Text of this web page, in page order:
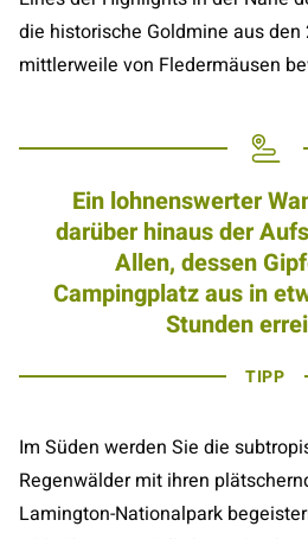
die historische Goldmine aus den
mittlerweile von Fledermäusen
Ein lohnenswerter
darüber hinaus der
Allen, dessen
Campingplatz aus in
Stunden
TIPP
Im Süden werden Sie die
Regenwälder mit ihren
Lamington-Nationalpark